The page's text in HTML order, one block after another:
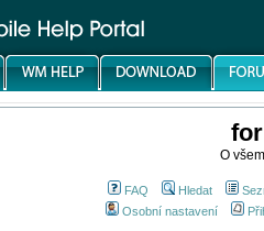
O
FAQ Hledat
Osobní nastavení